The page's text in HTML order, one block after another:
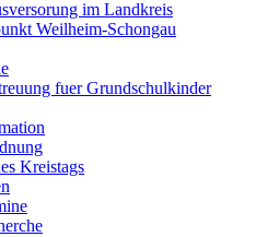
im Landkreis
Weilheim-Schongau
fuer Grundschulkinder
Kreistags